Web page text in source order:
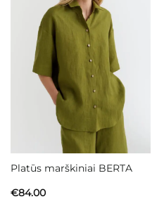
Mėgstamiausias
Platūs marškiniai BERTA
€84.00